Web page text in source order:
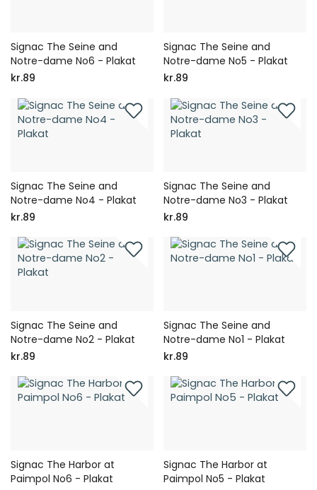
Signac The Seine and
Notre-dame No6 - Plakat
kr.89
Signac The Seine and
Notre-dame No5 - Plakat
kr.89
Signac The Seine and
Notre-dame No4 - Plakat
kr.89
Signac The Seine and
Notre-dame No3 - Plakat
kr.89
Signac The Seine and
Notre-dame No2 - Plakat
kr.89
Signac The Seine and
Notre-dame No1 - Plakat
kr.89
Signac The Harbor at
Paimpol No6 - Plakat
Signac The Harbor at
Paimpol No5 - Plakat